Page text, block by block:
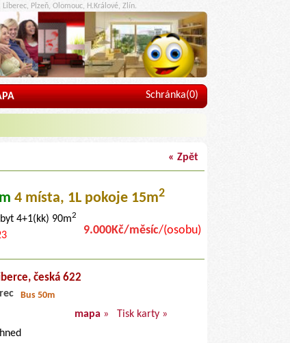
Plzeň, Olomouc, H.Králové, Zlín.
Schránka(0)
« Zpět
4 místa, 1L pokoje 15m2
4+1(kk) 90m2
9.000Kč/měsíc/(osobu)
česká 622
Bus 50m
mapa »
Tisk karty »